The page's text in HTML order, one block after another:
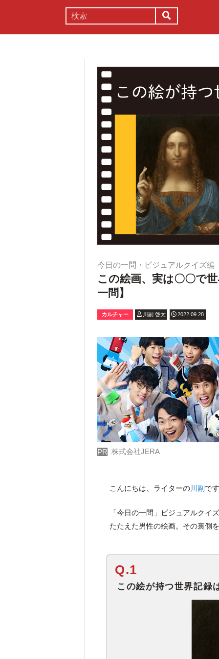
今日の一問・ビジュアルクイズ編
この絵画、実は〇〇で
一問】
カルチャー 川副 啓太 2022.09.28
PR 株式会社JERA
こんにちは、ライターの川副 で
「今日の一問」ビジュアルクイ
たたえた男性の絵画。その裏側
Q.1
この絵が持つ世界記録